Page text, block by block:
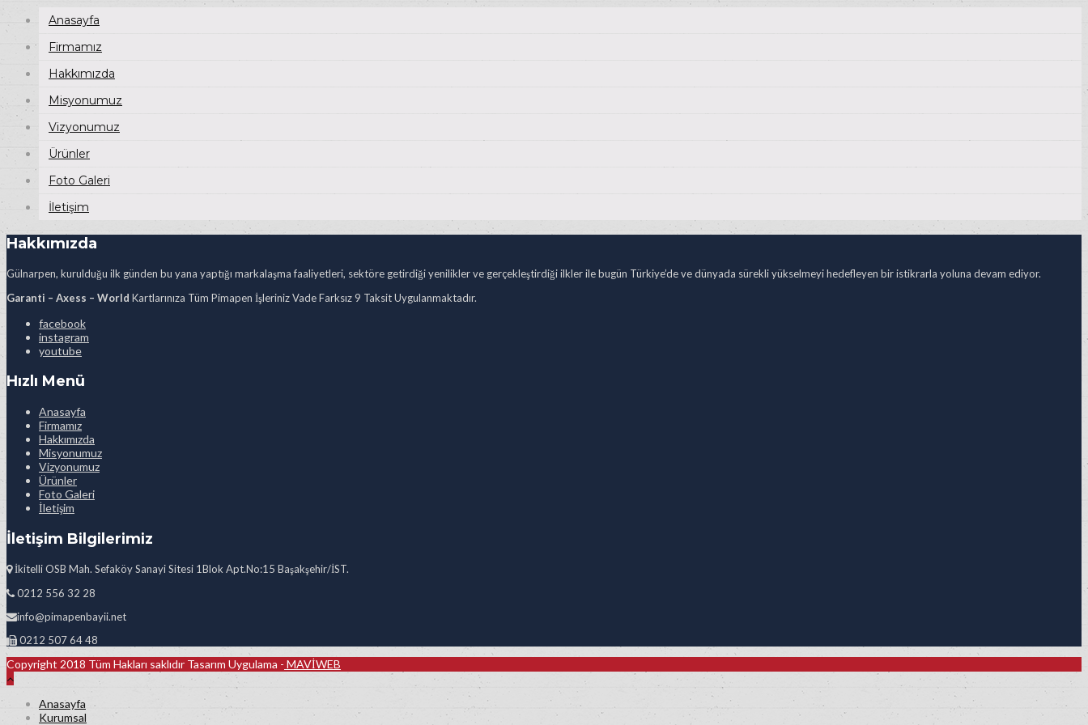
Anasayfa
Firmamız
Hakkımızda
Misyonumuz
Vizyonumuz
Ürünler
Foto Galeri
İletişim
Hakkımızda
Gülnarpen, kurulduğu ilk günden bu yana yaptığı markalaşma faaliyetleri, sektöre getirdiği yenilikler ve gerçekleştirdiği ilkler ile bugün Türkiye’de ve dünyada sürekli yükselmeyi hedefleyen bir istikrarla yoluna devam ediyor.
Garanti – Axess – World Kartlarınıza Tüm Pimapen İşleriniz Vade Farksız 9 Taksit Uygulanmaktadır.
facebook
instagram
youtube
Hızlı Menü
Anasayfa
Firmamız
Hakkımızda
Misyonumuz
Vizyonumuz
Ürünler
Foto Galeri
İletişim
İletişim Bilgilerimiz
İkitelli OSB Mah. Sefaköy Sanayi Sitesi 1Blok Apt.No:15 Başakşehir/İST.
0212 556 32 28
info@pimapenbayii.net
0212 507 64 48
Copyright 2018 Tüm Hakları saklıdır Tasarım Uygulama - MAVİWEB
Anasayfa
Kurumsal